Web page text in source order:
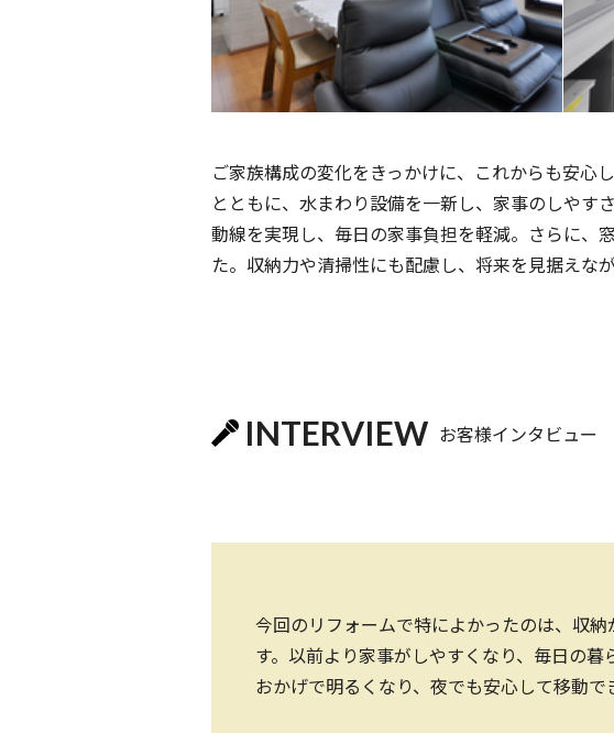
ご家族構成の変化をきっかけに、これからも安心
とともに、水まわり設備を一新し、家事のしや
動線を実現し、毎日の家事負担を軽減。さらに、
た。収納力や清掃性にも配慮し、将来を見据えな
INTERVIEW お客様インタビュー
今回のリフォームで特によかったのは、収
す。以前より家事がしやすくなり、毎日の
おかげで明るくなり、夜でも安心して移動で